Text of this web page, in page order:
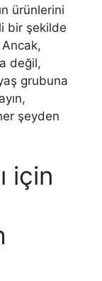
ürünlerini
bir şekilde
değil,
grubuna
şeyden
için